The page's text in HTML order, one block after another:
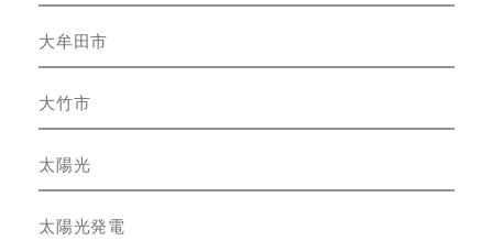
大牟田市
大竹市
太陽光
太陽光発電